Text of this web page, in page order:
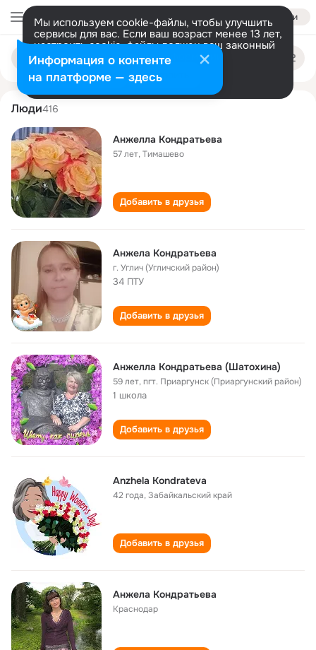
Войти
Мы используем cookie-файлы, чтобы улучшить
сервисы для вас. Если ваш возраст менее 13 лет,
настроить cookie-файлы должен ваш законный
представитель. Больше информации
Разрешить все Настроить
Поиск
людям
anzhela kondrateva
Люди416
Анжелла Кондратьева
57 лет,Тимашево
Добавить в друзья
Анжела Кондратьева
г. Углич (Угличский район)
34 ПТУ
Добавить в друзья
Анжелла Кондратьева (Шатохина)
59 лет,пгт. Приаргунск (Приаргунский район)
1 школа
Добавить в друзья
Anzhela Kondrateva
42 года,Забайкальский край
Добавить в друзья
Анжела Кондратьева
Краснодар
Информация о контенте
на платформе — здесь